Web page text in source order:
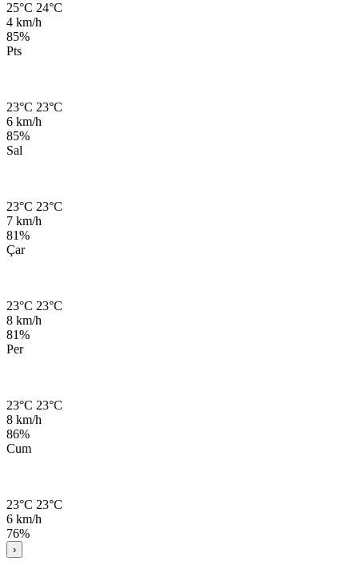
25°C 24°C
4 km/h
85%
Pts
23°C 23°C
6 km/h
85%
Sal
23°C 23°C
7 km/h
81%
Çar
23°C 23°C
8 km/h
81%
Per
23°C 23°C
8 km/h
86%
Cum
23°C 23°C
6 km/h
76%
›